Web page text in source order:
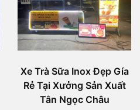
Xe Trà Sữa Inox Đẹp Gía
Rẻ Tại Xưởng Sản Xuất
Tân Ngọc Châu